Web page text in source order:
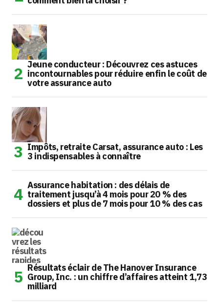
Jeune conducteur : Découvrez ces astuces
incontournables pour réduire enfin le coût de
votre assurance auto
Impôts, retraite Carsat, assurance auto : Les
3 indispensables à connaître
Assurance habitation : des délais de
traitement jusqu’à 4 mois pour 20 % des
dossiers et plus de 7 mois pour 10 % des cas
Résultats éclair de The Hanover Insurance
Group, Inc. : un chiffre d’affaires atteint 1,73
milliard